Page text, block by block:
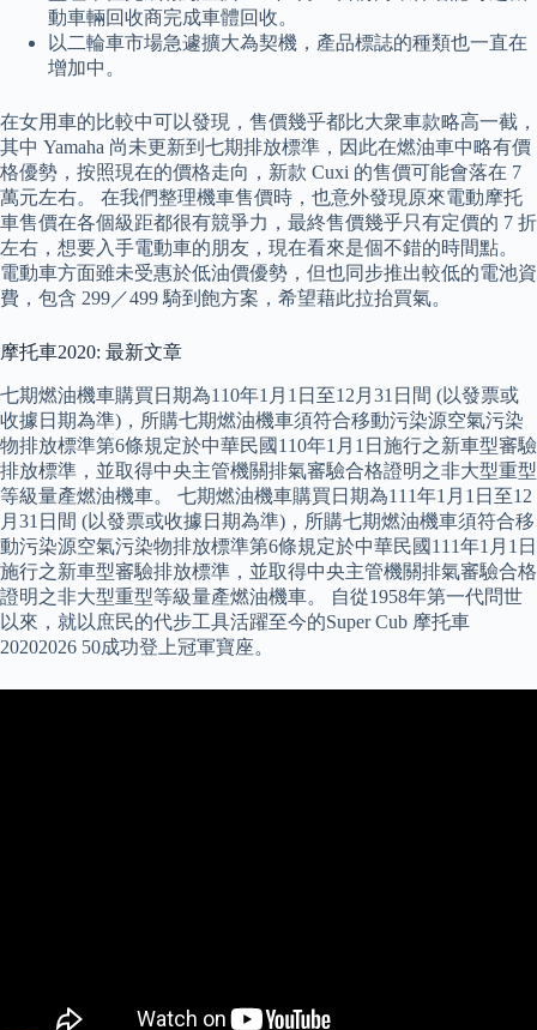
動車輛回收商完成車體回收。
以二輪車市場急遽擴大為契機，產品標誌的種類也一直在
增加中。
在女用車的比較中可以發現，售價幾乎都比大衆車款略高一截，
其中 Yamaha 尚未更新到七期排放標準，因此在燃油車中略有價
格優勢，按照現在的價格走向，新款 Cuxi 的售價可能會落在 7
萬元左右。 在我們整理機車售價時，也意外發現原來電動摩托
車售價在各個級距都很有競爭力，最終售價幾乎只有定價的 7 折
左右，想要入手電動車的朋友，現在看來是個不錯的時間點。
電動車方面雖未受惠於低油價優勢，但也同步推出較低的電池資
費，包含 299／499 騎到飽方案，希望藉此拉抬買氣。
摩托車2020: 最新文章
七期燃油機車購買日期為110年1月1日至12月31日間 (以發票或
收據日期為準)，所購七期燃油機車須符合移動污染源空氣污染
物排放標準第6條規定於中華民國110年1月1日施行之新車型審驗
排放標準，並取得中央主管機關排氣審驗合格證明之非大型重型
等級量產燃油機車。 七期燃油機車購買日期為111年1月1日至12
月31日間 (以發票或收據日期為準)，所購七期燃油機車須符合移
動污染源空氣污染物排放標準第6條規定於中華民國111年1月1日
施行之新車型審驗排放標準，並取得中央主管機關排氣審驗合格
證明之非大型重型等級量產燃油機車。 自從1958年第一代問世
以來，就以庶民的代步工具活躍至今的Super Cub 摩托車
20202026 50成功登上冠軍寶座。